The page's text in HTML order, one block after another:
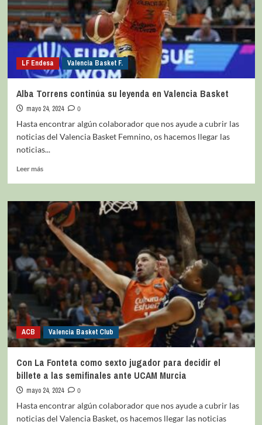
LF Endesa Valencia Basket F.
Alba Torrens continúa su leyenda en Valencia Basket
mayo 24, 2024
0
Hasta encontrar algún colaborador que nos ayude a cubrir las
noticias del Valencia Basket Femnino, os hacemos llegar las
noticias...
Leer más
ACB Valencia Basket Club
Con La Fonteta como sexto jugador para decidir el
billete a las semifinales ante UCAM Murcia
mayo 24, 2024
0
Hasta encontrar algún colaborador que nos ayude a cubrir las
noticias del Valencia Basket, os hacemos llegar las noticias